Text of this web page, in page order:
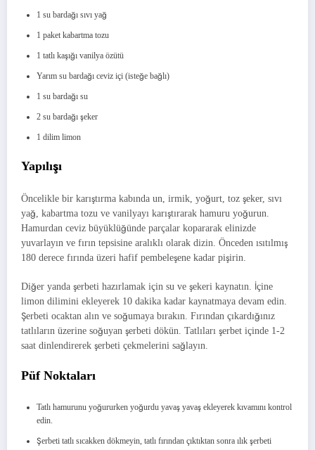
1 su bardağı sıvı yağ
1 paket kabartma tozu
1 tatlı kaşığı vanilya özütü
Yarım su bardağı ceviz içi (isteğe bağlı)
1 su bardağı su
2 su bardağı şeker
1 dilim limon
Yapılışı
Öncelikle bir karıştırma kabında un, irmik, yoğurt, toz şeker, sıvı
yağ, kabartma tozu ve vanilyayı karıştırarak hamuru yoğurun.
Hamurdan ceviz büyüklüğünde parçalar kopararak elinizde
yuvarlayın ve fırın tepsisine aralıklı olarak dizin. Önceden ısıtılmış
180 derece fırında üzeri hafif pembeleşene kadar pişirin.
Diğer yanda şerbeti hazırlamak için su ve şekeri kaynatın. İçine
limon dilimini ekleyerek 10 dakika kadar kaynatmaya devam edin.
Şerbeti ocaktan alın ve soğumaya bırakın. Fırından çıkardığınız
tatlıların üzerine soğuyan şerbeti dökün. Tatlıları şerbet içinde 1-2
saat dinlendirerek şerbeti çekmelerini sağlayın.
Püf Noktaları
Tatlı hamurunu yoğururken yoğurdu yavaş yavaş ekleyerek kıvamını kontrol
edin.
Şerbeti tatlı sıcakken dökmeyin, tatlı fırından çıktıktan sonra ılık şerbeti